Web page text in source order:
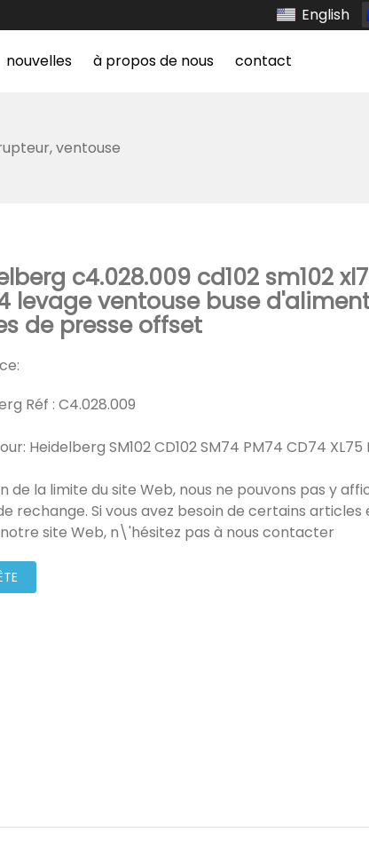
English
nouvelles à propos de nous contact
ventouse
c4.028.009 cd102 sm102
levage ventouse buse
de presse offset
Réf : C4.028.009
Heidelberg SM102 CD102 SM74 PM74 CD74
de la limite du site Web, nous ne pouvons pas y
rechange. Si vous avez besoin de certains articles
site Web, n\'hésitez pas à nous contacter